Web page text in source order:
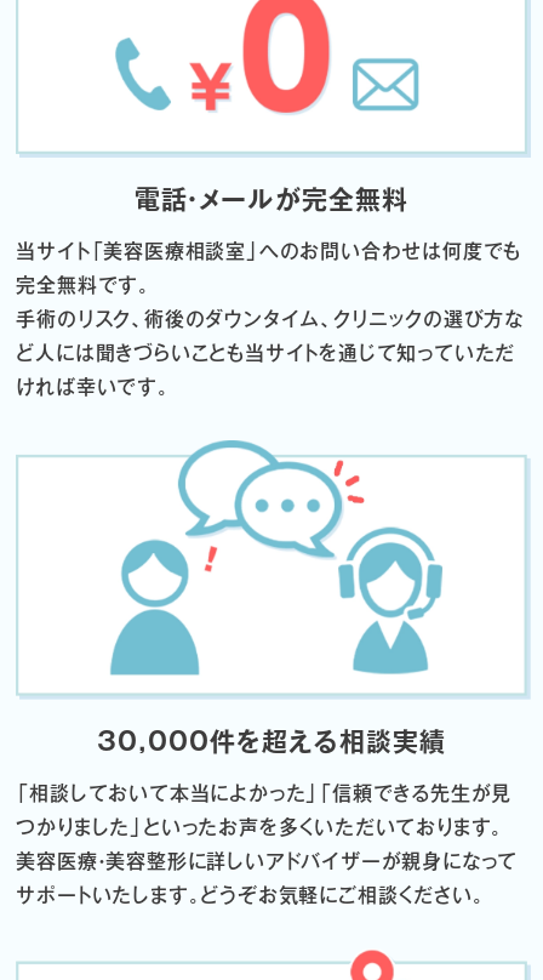
電話・メールが完全無料
当サイト「美容医療相談室」へのお問い合わせは何度でも
完全無料です。
手術のリスク、術後のダウンタイム、クリニックの選び方な
ど 人には聞きづらいことも当サイトを通じて知っていただ
ければ幸いです。
30,000件を超える相談実績
「相談しておいて本当によかった」「信頼できる先生が見
つかりました」 といったお声を多くいただいております。
美容医療・美容整形に詳しいアドバイザーが親身になって
サポートいたします。 どうぞお気軽にご相談ください。